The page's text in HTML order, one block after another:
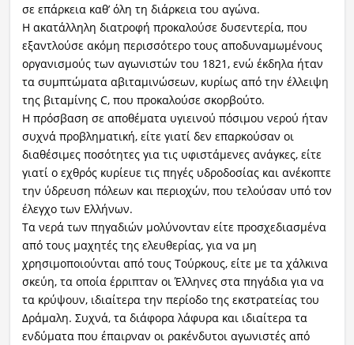
σε επάρκεια καθ’ όλη τη διάρκεια του αγώνα.
Η ακατάλληλη διατροφή προκαλούσε δυσεντερία, που
εξαντλούσε ακόμη περισσότερο τους αποδυναμωμένους
οργανισμούς των αγωνιστών του 1821, ενώ έκδηλα ήταν
τα συμπτώματα αβιταμινώσεων, κυρίως από την έλλειψη
της βιταμίνης C, που προκαλούσε σκορβούτο.
Η πρόσβαση σε αποθέματα υγιεινού πόσιμου νερού ήταν
συχνά προβληματική, είτε γιατί δεν επαρκούσαν οι
διαθέσιμες ποσότητες για τις υφιστάμενες ανάγκες, είτε
γιατί ο εχθρός κυρίευε τις πηγές υδροδοσίας και ανέκοπτε
την ύδρευση πόλεων και περιοχών, που τελούσαν υπό τον
έλεγχο των Ελλήνων.
Τα νερά των πηγαδιών μολύνονταν είτε προσχεδιασμένα
από τους μαχητές της ελευθερίας, για να μη
χρησιμοποιούνται από τους Τούρκους, είτε με τα χάλκινα
σκεύη, τα οποία έρριπταν οι Έλληνες στα πηγάδια για να
τα κρύψουν, ιδιαίτερα την περίοδο της εκστρατείας του
Δράμαλη. Συχνά, τα διάφορα λάφυρα και ιδιαίτερα τα
ενδύματα που έπαιρναν οι ρακένδυτοι αγωνιστές από